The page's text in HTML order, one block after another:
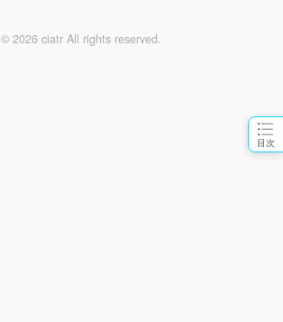
目次
© 2026 ciatr All rights reserved.